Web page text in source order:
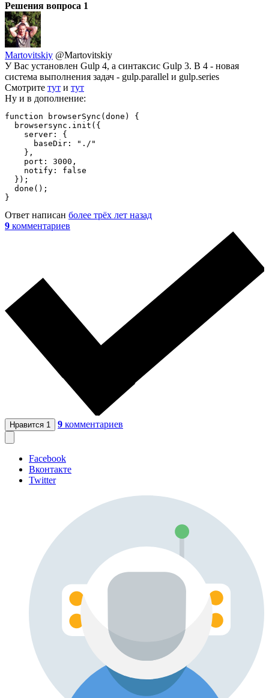
Решения вопроса 1
Martovitskiy @Martovitskiy
У Вас установлен Gulp 4, а синтаксис Gulp 3. В 4 - новая
система выполнения задач - gulp.parallel и gulp.series
Смотрите тут и тут
Ну и в дополнение:
function browserSync(done) {
  browsersync.init({
    server: {
      baseDir: "./"
    },
    port: 3000,
    notify: false
  });
  done();
}
Ответ написан более трёх лет назад
9 комментариев
Нравится 1 9 комментариев
Facebook
Вконтакте
Twitter